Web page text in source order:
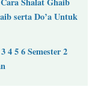
serta Do’a Untuk
4 5 6 Semester 2